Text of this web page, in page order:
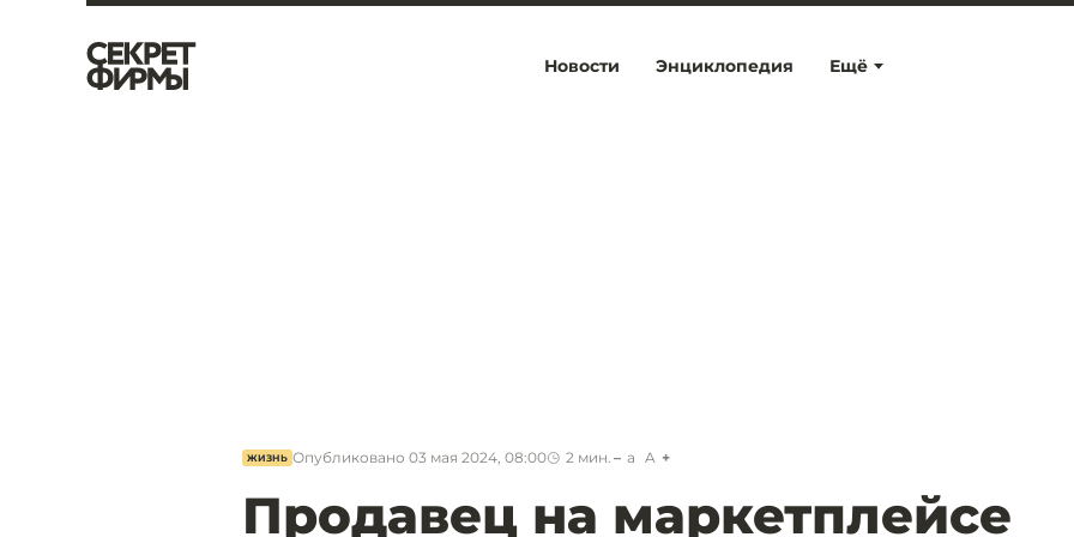
Ещё
Новости Энциклопедия
ЖИЗНЬ Опубликовано 03 мая 2024, 08:00 2 мин. a A
Продавец на маркетплейсе